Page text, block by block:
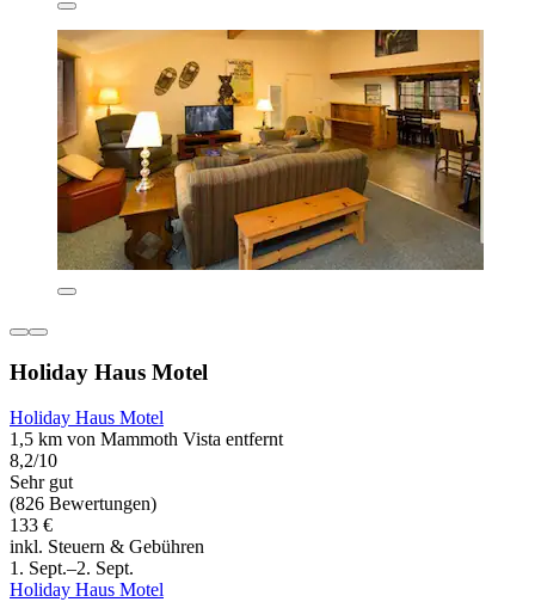
Holiday Haus Motel
Holiday Haus Motel
1,5 km von Mammoth Vista entfernt
8,2/10
Sehr gut
(826 Bewertungen)
133 €
inkl. Steuern & Gebühren
1. Sept.–2. Sept.
Holiday Haus Motel